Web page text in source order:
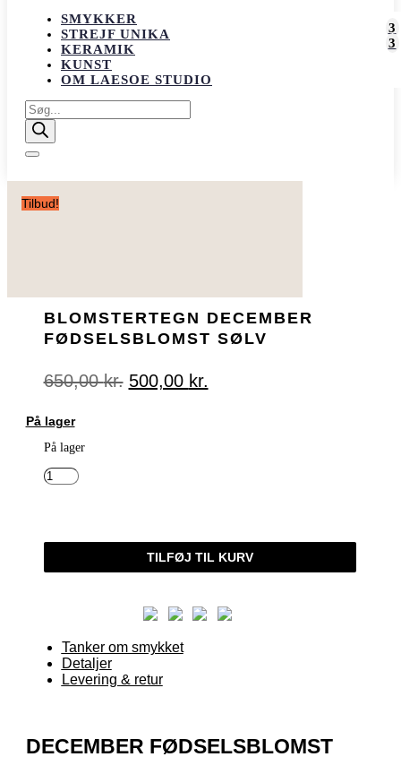
SMYKKER
STREJF UNIKA
KERAMIK
KUNST
OM LAESOE STUDIO
Products
search
Tilbud!
BLOMSTERTEGN DECEMBER
FØDSELSBLOMST SØLV
650,00kr. Den
oprindelige
500,00 kr.aktuelle
På lager
På lager
BLOMSTERTEGN
SØLV
ANTAL
TILFØJ TIL KURV
Tanker om smykket
Detaljer
Levering & retur
DECEMBER FØDSELSBLOMST